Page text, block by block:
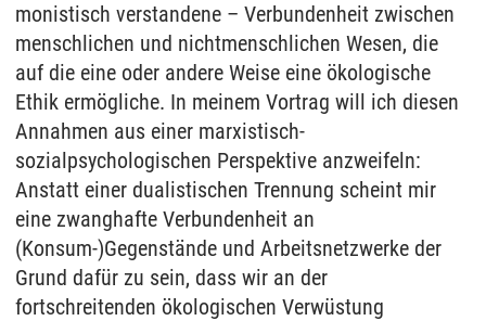
monistisch verstandene – Verbundenheit zwischen
menschlichen und nichtmenschlichen Wesen, die
auf die eine oder andere Weise eine ökologische
Ethik ermögliche. In meinem Vortrag will ich diesen
Annahmen aus einer marxistisch-
sozialpsychologischen Perspektive anzweifeln:
Anstatt einer dualistischen Trennung scheint mir
eine zwanghafte Verbundenheit an
(Konsum-)Gegenstände und Arbeitsnetzwerke der
Grund dafür zu sein, dass wir an der
fortschreitenden ökologischen Verwüstung